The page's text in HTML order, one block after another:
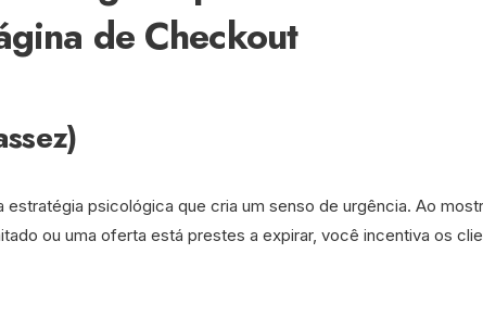
de Checkout
psicológica que cria um senso de urgência. Ao
ou uma oferta está prestes a expirar, você incentiva os